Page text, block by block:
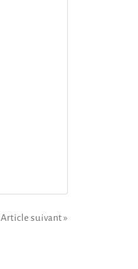
Article suivant »